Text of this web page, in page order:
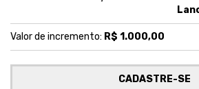
Valor de incremento: R$ 1.000,00
CADASTRE-SE